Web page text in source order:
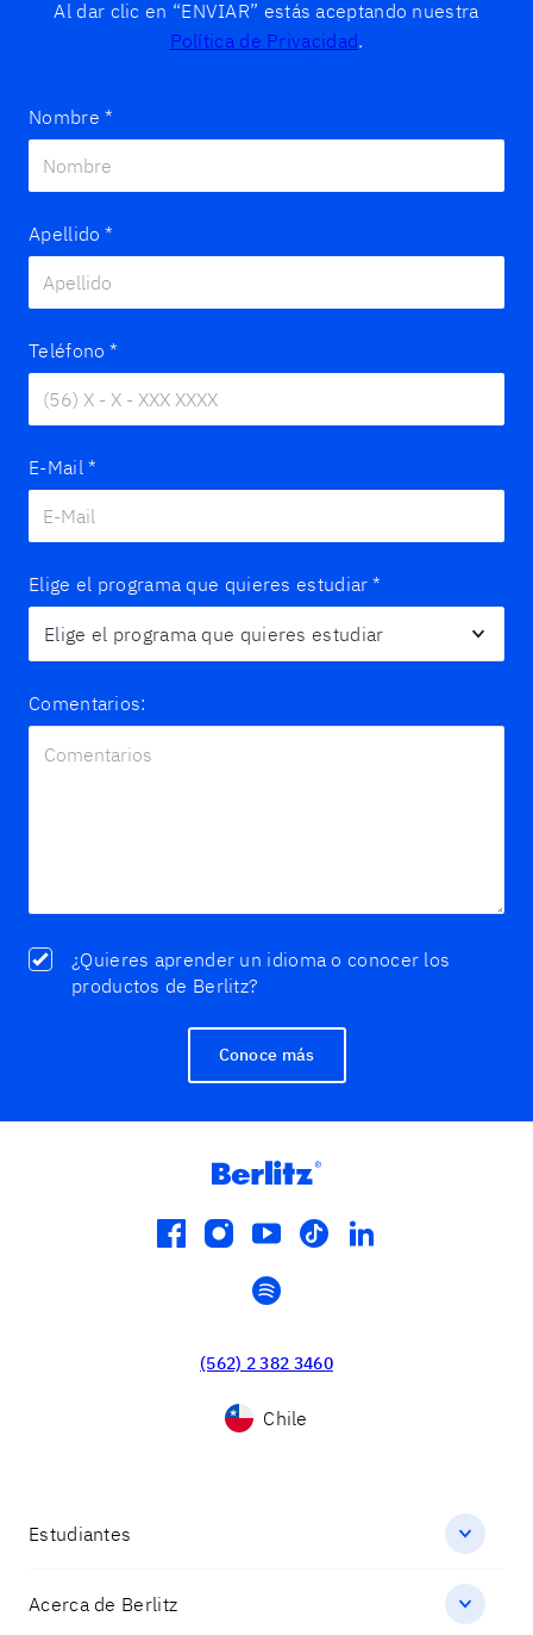
Al dar clic en “ENVIAR” estás aceptando nuestra
Política de Privacidad.
Nombre *
Apellido *
Teléfono *
E-Mail *
Elige el programa que quieres estudiar *
Comentarios:
¿Quieres aprender un idioma o conocer los
productos de Berlitz?
Conoce más
facebook
instagram
youtube
tiktoklinkedin
spotify
(562) 2 382 3460
Chile
Estudiantes
Acerca de Berlitz